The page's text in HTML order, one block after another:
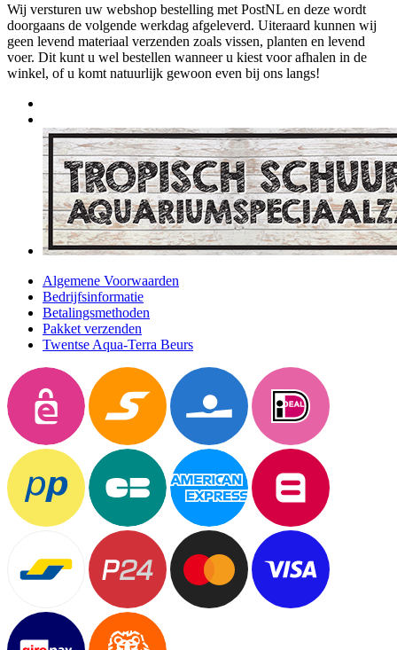
Wij versturen uw webshop bestelling met PostNL en deze wordt
doorgaans de volgende werkdag afgeleverd. Uiteraard kunnen wij
geen levend materiaal verzenden zoals vissen, planten en levend
voer. Dit kunt u wel bestellen wanneer u kiest voor afhalen in de
winkel, of u komt natuurlijk gewoon even bij ons langs!
Algemene Voorwaarden
Bedrijfsinformatie
Betalingsmethoden
Pakket verzenden
Twentse Aqua-Terra Beurs